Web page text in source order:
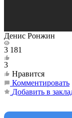
Денис Ронжин
3 181
3
Нравится
Комментировать
Добавить в